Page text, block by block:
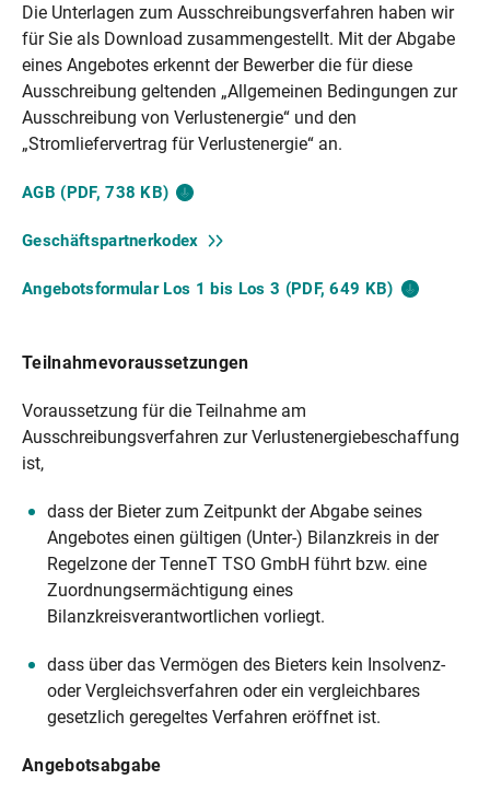
Die Unterlagen zum Ausschreibungsverfahren haben wir
für Sie als Download zusammengestellt. Mit der Abgabe
eines Angebotes erkennt der Bewerber die für diese
Ausschreibung geltenden „Allgemeinen Bedingungen zur
Ausschreibung von Verlustenergie“ und den
„Stromliefervertrag für Verlustenergie“ an.
AGB (PDF, 738 KB)
Geschäftspartnerkodex
Angebotsformular Los 1 bis Los 3 (PDF, 649 KB)
Teilnahmevoraussetzungen
Voraussetzung für die Teilnahme am
Ausschreibungsverfahren zur Verlustenergiebeschaffung
ist,
dass der Bieter zum Zeitpunkt der Abgabe seines
Angebotes einen gültigen (Unter-) Bilanzkreis in der
Regelzone der TenneT TSO GmbH führt bzw. eine
Zuordnungsermächtigung eines
Bilanzkreisverantwortlichen vorliegt.
dass über das Vermögen des Bieters kein Insolvenz-
oder Vergleichsverfahren oder ein vergleichbares
gesetzlich geregeltes Verfahren eröffnet ist.
Angebotsabgabe